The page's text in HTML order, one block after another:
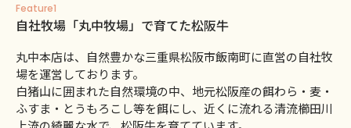
Feature1
自社牧場「丸中牧場」で育てた松阪牛
丸中本店は、自然豊かな三重県松阪市飯南町に直営の自社牧
場を運営しております。
白猪山に囲まれた自然環境の中、地元松阪産の餌わら・麦・
ふすま・とうもろこし等を餌にし、近くに流れる清流櫛田川